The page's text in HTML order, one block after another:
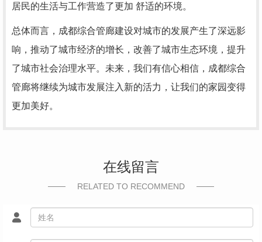
居民的生活与工作营造了更加 舒适的环境。
总体而言，成都综合管廊建设对城市的发展产生了深远影
响，推动了城市经济的增长，改善了城市生态环境，提升
了城市社会治理水平。未来，我们有信心相信，成都综合
管廊将继续为城市发展注入新的活力，让我们的家园变得
更加美好。
在线留言
RELATED TO RECOMMEND